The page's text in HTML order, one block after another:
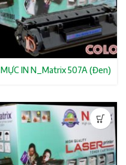
MỰC IN N_Matrix 507A (Đen)